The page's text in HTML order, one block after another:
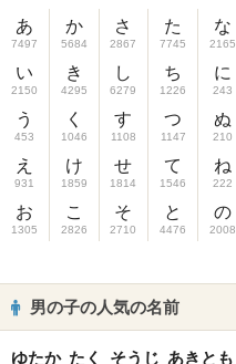
あ
7497
い
2150
う
453
え
931
お
1305
か
5684
き
4295
く
1046
け
1859
こ
2826
さ
2867
し
6279
す
1108
せ
1814
そ
2710
た
7745
ち
1226
つ
1147
て
1546
と
4476
な
2165
に
243
ぬ
210
ね
222
の
2008
男の子の人気の名前
ゆたか たく そうじ あきとも